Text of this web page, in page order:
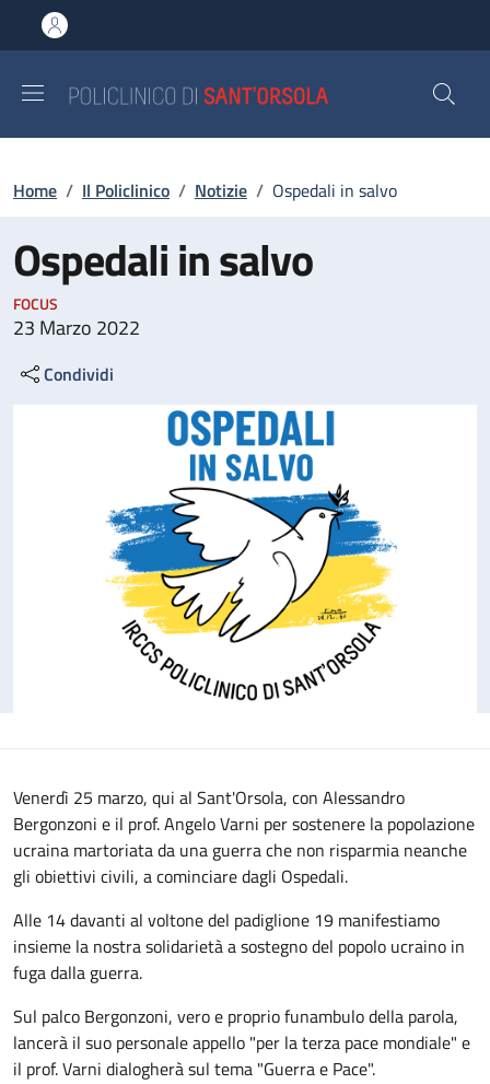
al contenuto principale
to footer content
Briciole di pane
Home / Il Policlinico / Notizie / Ospedali in salvo
Ospedali in salvo
FOCUS
23 Marzo 2022
Condividi
Venerdì 25 marzo, qui al Sant'Orsola, con Alessandro
Bergonzoni e il prof. Angelo Varni per sostenere la popolazione
ucraina martoriata da una guerra che non risparmia neanche
gli obiettivi civili, a cominciare dagli Ospedali.
Alle 14 davanti al voltone del padiglione 19 manifestiamo
insieme la nostra solidarietà a sostegno del popolo ucraino in
fuga dalla guerra.
Sul palco Bergonzoni, vero e proprio funambulo della parola,
lancerà il suo personale appello "per la terza pace mondiale" e
il prof. Varni dialogherà sul tema "Guerra e Pace".